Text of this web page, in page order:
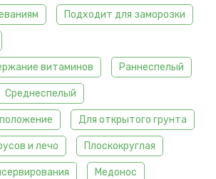
Подходит для заморозки
витаминов Раннеспелый
Среднеспелый
Для открытого грунта
и лечо Плоскокруглая
Медонос